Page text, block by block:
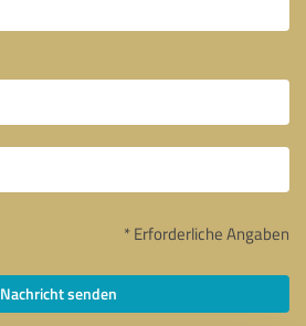
* Erforderliche Angaben
Nachricht senden